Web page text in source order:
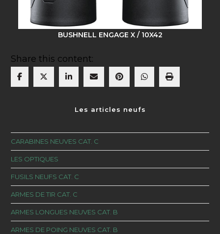
BUSHNELL ENGAGE X / 10X42
Share this content:
Les articles neufs
CARABINES NEUVES CAT. C
LES OPTIQUES
FUSILS NEUFS CAT. C
ARMES DE TIR CAT. C
ARMES LONGUES NEUVES CAT. B
ARMES DE POING NEUVES CAT. B